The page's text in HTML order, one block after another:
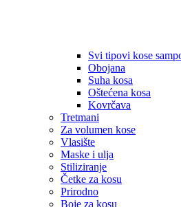
Svi tipovi kose
Obojana
Suha kosa
Oštećena kosa
Kovrčava
Tretmani
Za volumen kose
Vlasište
Maske i ulja
Stiliziranje
Četke za kosu
Prirodno
Boje za kosu